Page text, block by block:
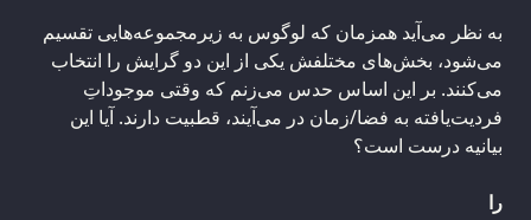
به نظر می‌آید همزمان که لوگوس به زیرمجموعه‌هایی تقسیم
می‌شود، بخش‌های مختلفش یکی از این دو گرایش را انتخاب
می‌کنند. بر این اساس حدس می‌زنم که وقتی موجوداتِ
فردیت‌یافته به فضا/زمان در می‌آیند، قطبیت دارند. آیا این
بیانیه درست است؟
را